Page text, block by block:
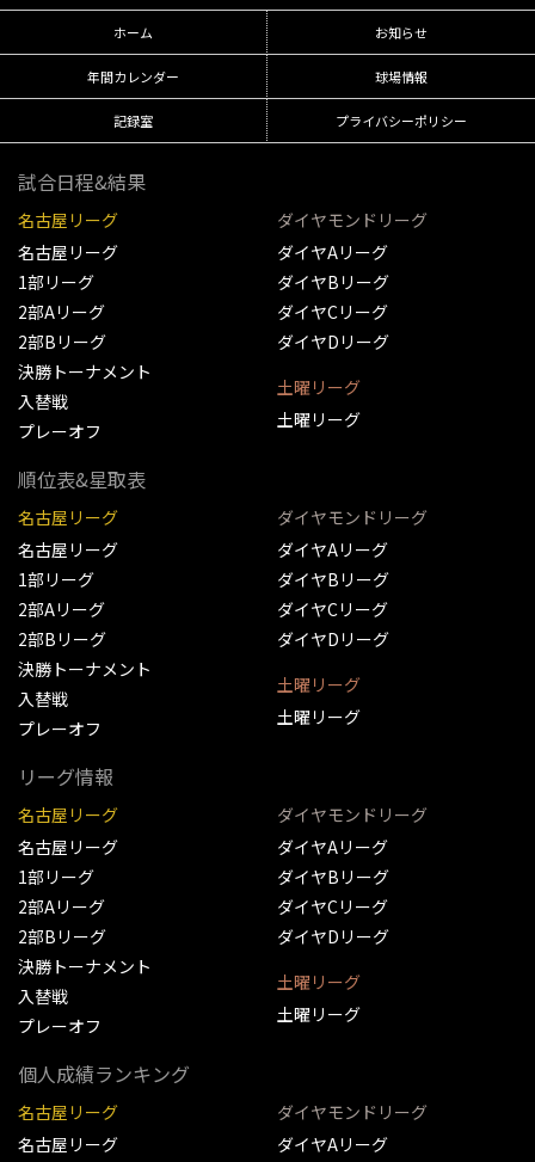
ホーム お知らせ
年間カレンダー 球場情報
記録室 プライバシーポリシー
試合日程&結果
名古屋リーグ
名古屋リーグ
1部リーグ
2部Aリーグ
2部Bリーグ
決勝トーナメント
入替戦
プレーオフ
ダイヤモンドリーグ
ダイヤAリーグ
ダイヤBリーグ
ダイヤCリーグ
ダイヤDリーグ
土曜リーグ
土曜リーグ
順位表&星取表
名古屋リーグ
名古屋リーグ
1部リーグ
2部Aリーグ
2部Bリーグ
決勝トーナメント
入替戦
プレーオフ
ダイヤモンドリーグ
ダイヤAリーグ
ダイヤBリーグ
ダイヤCリーグ
ダイヤDリーグ
土曜リーグ
土曜リーグ
リーグ情報
名古屋リーグ
名古屋リーグ
1部リーグ
2部Aリーグ
2部Bリーグ
決勝トーナメント
入替戦
プレーオフ
ダイヤモンドリーグ
ダイヤAリーグ
ダイヤBリーグ
ダイヤCリーグ
ダイヤDリーグ
土曜リーグ
土曜リーグ
個人成績ランキング
名古屋リーグ
名古屋リーグ
ダイヤモンドリーグ
ダイヤAリーグ